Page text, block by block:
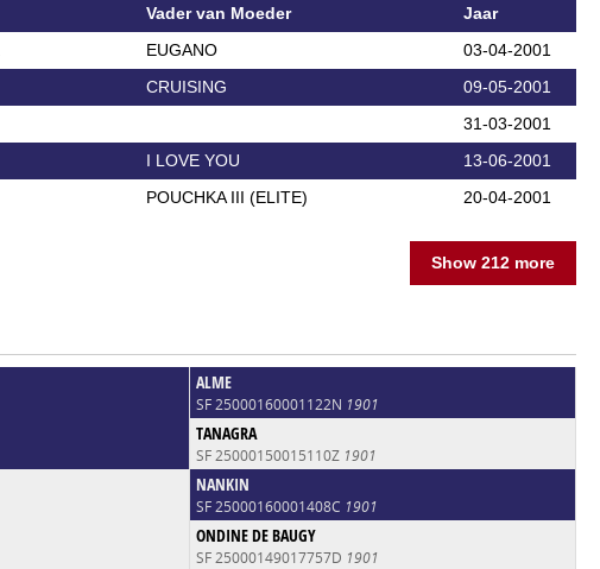
Vader van Moeder
Jaar
EUGANO
03-04-2001
CRUISING
09-05-2001
31-03-2001
I LOVE YOU
13-06-2001
POUCHKA III (ELITE) 20-04-2001
Show 212 more
ALME
SF 25000160001122N 1901
TANAGRA
SF 25000150015110Z 1901
NANKIN
SF 25000160001408C 1901
ONDINE DE BAUGY
SF 25000149017757D 1901